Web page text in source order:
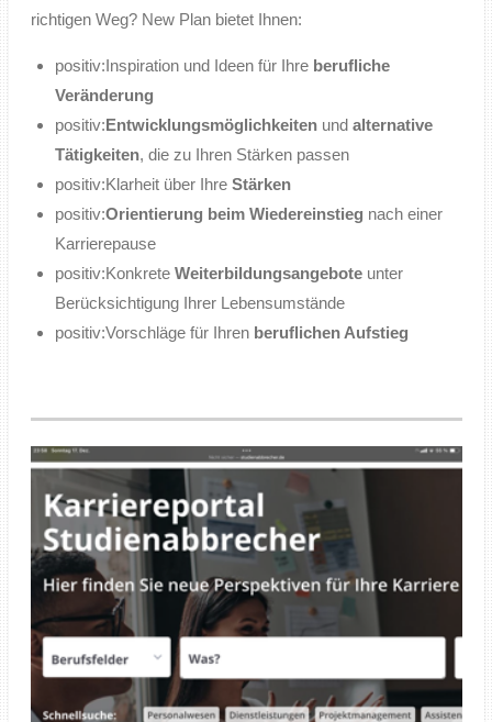
richtigen Weg? New Plan bietet Ihnen:
positiv:Inspiration und Ideen für Ihre berufliche
Veränderung
positiv:Entwicklungsmöglichkeiten und alternative
Tätigkeiten, die zu Ihren Stärken passen
positiv:Klarheit über Ihre Stärken
positiv:Orientierung beim Wiedereinstieg nach einer
Karrierepause
positiv:Konkrete Weiterbildungsangebote unter
Berücksichtigung Ihrer Lebensumstände
positiv:Vorschläge für Ihren beruflichen Aufstieg